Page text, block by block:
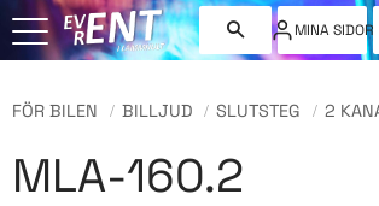
MINA SIDOR
FÖR BILEN BILLJUD SLUTSTEG 2
MLA-160.2